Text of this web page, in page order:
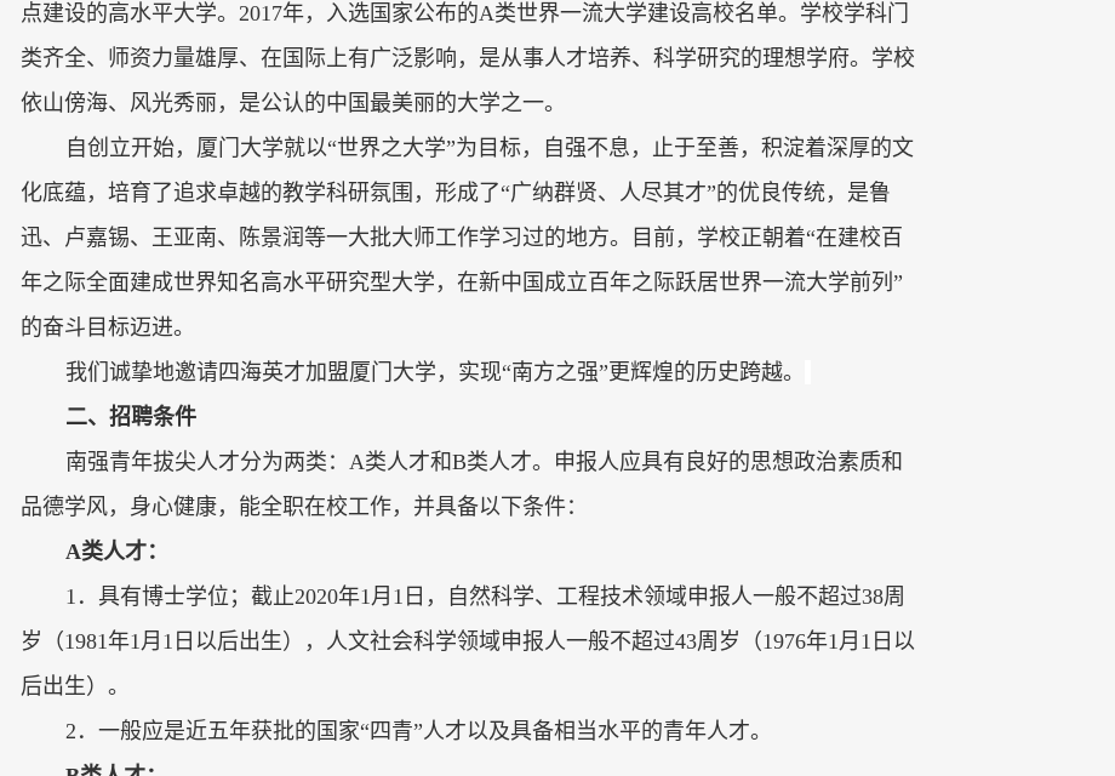
点建设的高水平大学。 2017年，入选国家公布的A类世界一流大学建设高校名单。学校学科门
类齐全、师资力量雄厚、在国际上有广泛影响，是从事人才培养、科学研究的理想学府。学校
依山傍海、风光秀丽，是公认的中国最美丽的大学之一。
自创立开始，厦门大学就以“世界之大学”为目标，自强不息，止于至善，积淀着深厚的文
化底蕴，培育了追求卓越的教学科研氛围，形成了“广纳群贤、人尽其才”的优良传统，是鲁
迅、卢嘉锡、王亚南、陈景润等一大批大师工作学习过的地方。目前，学校正朝着“在建校百
年之际全面建成世界知名高水平研究型大学，在新中国成立百年之际跃居世界一流大学前列”
的奋斗目标迈进。
我们诚挚地邀请四海英才加盟厦门大学，实现“南方之强”更辉煌的历史跨越。
二、招聘条件
南强青年拔尖人才分为两类： A类人才和B类人才。申报人应具有良好的思想政治素质和
品德学风，身心健康，能全职在校工作，并具备以下条件：
A类人才：
1 ．具有博士学位；截止2020年1月 1 日，自然科学、工程技术领域申报人一般不超过38周
岁（1981年1月 1 日以后出生），人文社会科学领域申报人一般不超过43周岁（1976年1月 1 日以
后出生）。
2 ． 一般应是近五年获批的国家“四青”人才以及具备相当水平的青年人才。